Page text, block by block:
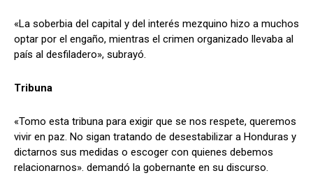
«La soberbia del capital y del interés mezquino hizo a muchos
optar por el engaño, mientras el crimen organizado llevaba al
país al desfiladero», subrayó.
Tribuna
«Tomo esta tribuna para exigir que se nos respete, queremos
vivir en paz. No sigan tratando de desestabilizar a Honduras y
dictarnos sus medidas o escoger con quienes debemos
relacionarnos». demandó la gobernante en su discurso.